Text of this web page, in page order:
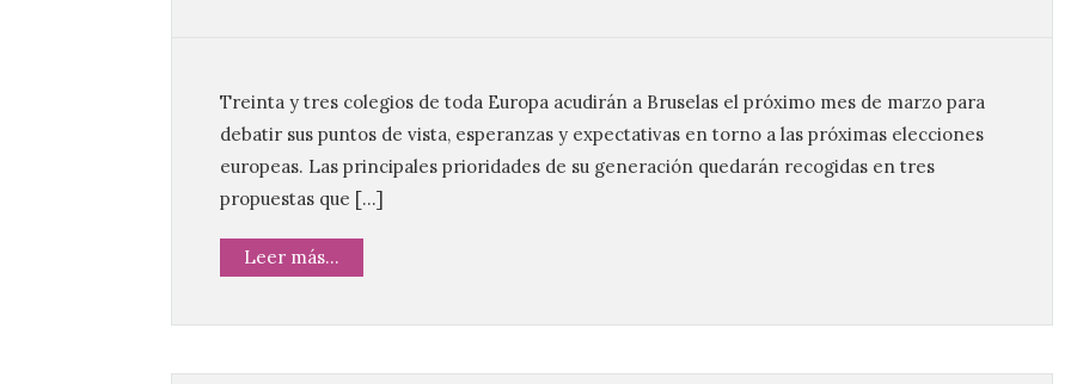
Treinta y tres colegios de toda Europa acudirán a Bruselas el próximo mes de marzo para
debatir sus puntos de vista, esperanzas y expectativas en torno a las próximas elecciones
europeas. Las principales prioridades de su generación quedarán recogidas en tres
propuestas que […]
Leer más...